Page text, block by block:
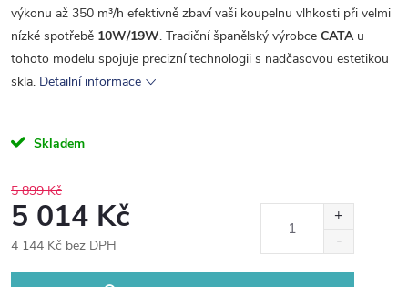
výkonu až 350 m³/h efektivně zbaví vaši koupelnu vlhkosti při velmi
nízké spotřebě 10W/19W. Tradiční španělský výrobce CATAu
tohoto modelu spojuje precizní technologii s nadčasovou estetikou
skla. Detailní informace
Skladem
5 899 Kč
5 014 Kč
4 144 Kč bez DPH